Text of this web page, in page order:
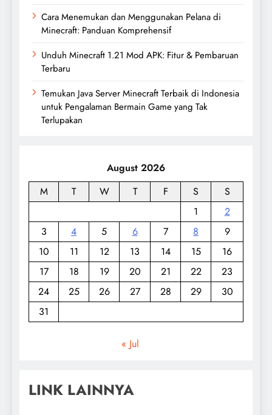
Cara Menemukan dan Menggunakan Pelana di
Minecraft: Panduan Komprehensif
Unduh Minecraft 1.21 Mod APK: Fitur & Pembaruan
Terbaru
Temukan Java Server Minecraft Terbaik di Indonesia
untuk Pengalaman Bermain Game yang Tak
Terlupakan
August 2026
M
T W T F S
S
1
2
3
4 5 6 7 8
9
10
11 12 13 14 15
16
17
18 19 20 21 22
23
24
25 26 27 28 29
30
31
« Jul
LINK LAINNYA